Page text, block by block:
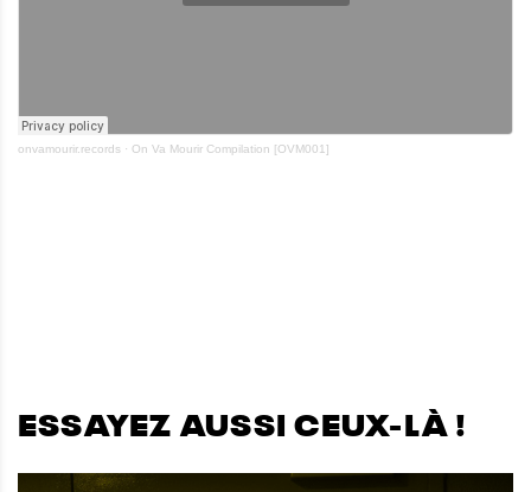
onvamourir.records · On Va Mourir Compilation [OVM001]
ESSAYEZ AUSSI CEUX-LÀ !